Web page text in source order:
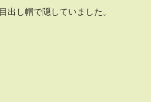
出し帽で隠していました。